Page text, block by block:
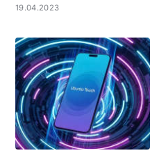
19.04.2023